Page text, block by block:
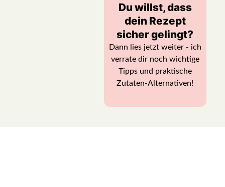
Du willst, dass
dein Rezept
sicher gelingt?
Dann lies jetzt weiter - ich
verrate dir noch wichtige
Tipps und praktische
Zutaten-Alternativen!